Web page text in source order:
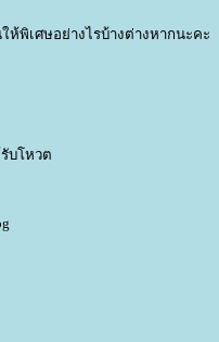
พิเศษอย่างไรบ้างต่างหากนะคะ
บโหวต